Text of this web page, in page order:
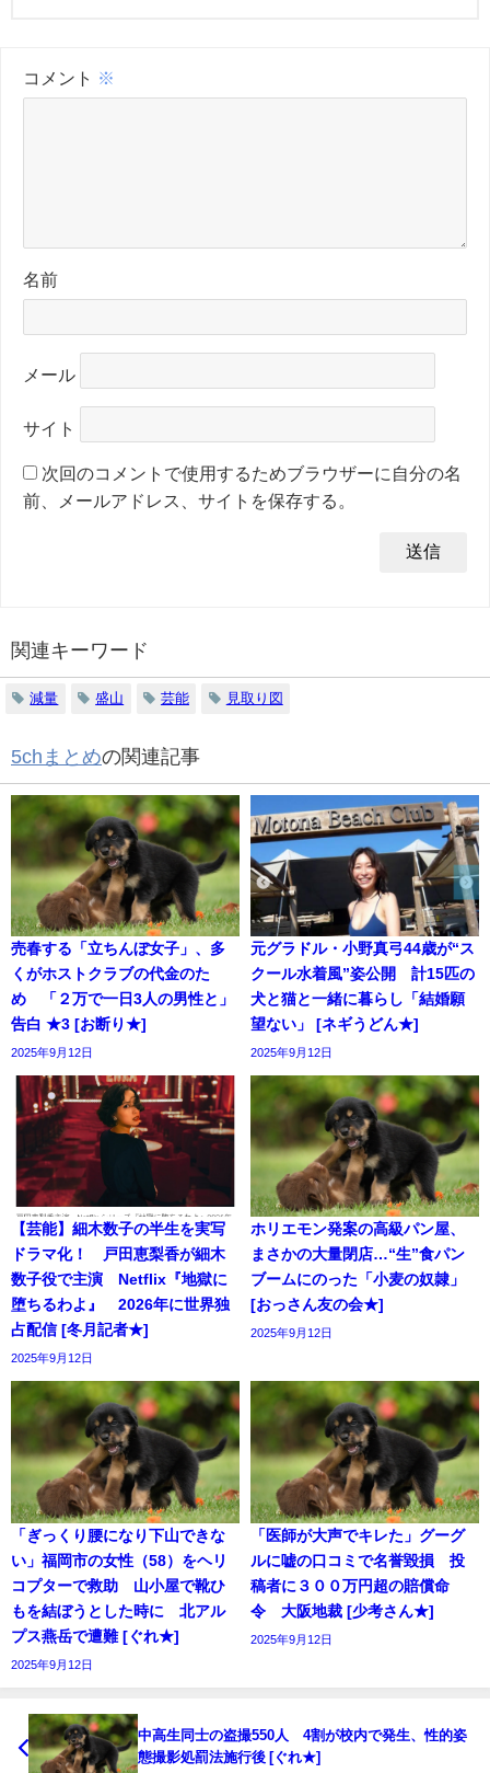
コメント ※
名前
メール
サイト
次回のコメントで使用するためブラウザーに自分の名
前、メールアドレス、サイトを保存する。
関連キーワード
減量 盛山 芸能 見取り図
5chまとめの関連記事
売春する「立ちんぼ女子」、多
くがホストクラブの代金のた
め 「２万で一日3人の男性と」
告白 ★3 [お断り★]
2025年9月12日
元グラドル・小野真弓44歳が“ス
クール水着風”姿公開 計15匹の
犬と猫と一緒に暮らし「結婚願
望ない」 [ネギうどん★]
2025年9月12日
【芸能】細木数子の半生を実写
ドラマ化！ 戸田恵梨香が細木
数子役で主演 Netflix『地獄に
堕ちるわよ』 2026年に世界独
占配信 [冬月記者★]
2025年9月12日
ホリエモン発案の高級パン屋、
まさかの大量閉店…“生”食パン
ブームにのった「小麦の奴隷」
[おっさん友の会★]
2025年9月12日
「ぎっくり腰になり下山できな
い」福岡市の女性（58）をヘリ
コプターで救助 山小屋で靴ひ
もを結ぼうとした時に 北アル
プス燕岳で遭難 [ぐれ★]
2025年9月12日
「医師が大声でキレた」グーグ
ルに嘘の口コミで名誉毀損 投
稿者に３００万円超の賠償命
令 大阪地裁 [少考さん★]
2025年9月12日
中高生同士の盗撮550人 4割が校内で発生、性的姿
態撮影処罰法施行後 [ぐれ★]